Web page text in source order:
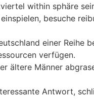
within sphäre
besuche
einer Reihe
verfügen.
ältere Männer
Antwort,